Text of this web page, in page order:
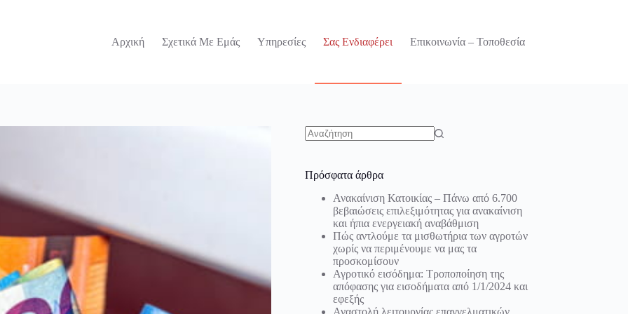
Αρχική
Σχετικά Με Εμάς Υπηρεσίες Σας Ενδιαφέρει Επικοινωνία – Τοποθεσία
Πρόσφατα άρθρα
Ανακαίνιση Κατοικίας – Πάνω από 6.700
βεβαιώσεις επιλεξιμότητας για ανακαίνιση
και ήπια ενεργειακή αναβάθμιση
Πώς αντλούμε τα μισθωτήρια των αγροτών
χωρίς να περιμένουμε να μας τα
προσκομίσουν
Αγροτικό εισόδημα: Τροποποίηση της
απόφασης για εισοδήματα από 1/1/2024 και
εφεξής
Αναστολή λειτουργίας επαγγελματικών